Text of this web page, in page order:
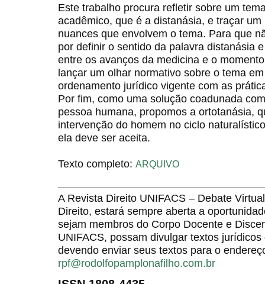
Este trabalho procura refletir sobre um
acadêmico, que é a distanásia, e traçar
nuances que envolvem o tema. Para que
por definir o sentido da palavra distanásia
entre os avanços da medicina e o
lançar um olhar normativo sobre o tema
ordenamento jurídico vigente com as
Por fim, como uma solução coadunada
pessoa humana, propomos a ortotanásia,
intervenção do homem no ciclo
ela deve ser aceita.
Texto completo: ARQUIVO
A Revista Direito UNIFACS – Debate
Direito, estará sempre aberta a
sejam membros do Corpo Docente e
UNIFACS, possam divulgar textos
devendo enviar seus textos para o
rpf@rodolfopamplonafilho.com.br